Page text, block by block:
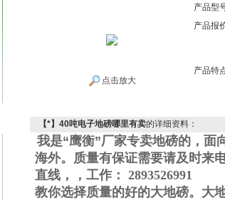
点击放大
产品型
产品报
产品特
【*】40吨电子地磅哪里有卖的详细资料：
我是“鹰衡”厂家专卖地磅的，面
海外。质量有保证需要请及时来
直线 ， ，工作 ： 2893526991
教你选择质量的好的大地磅。大